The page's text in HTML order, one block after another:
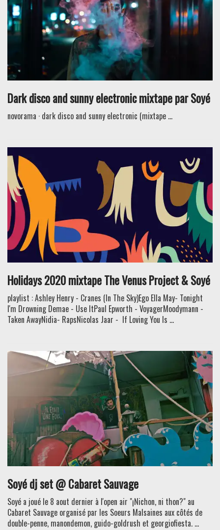
Dark disco and sunny electronic mixtape par Soyé
novorama · dark disco and sunny electronic (mixtape ...
Holidays 2020 mixtape The Venus Project & Soyé
playlist : Ashley Henry - Cranes (In The Sky)Ego Ella May- Tonight
I'm Drowning Demae - Use ItPaul Epworth - VoyagerMoodymann -
Taken AwayNidia- RapsNicolas Jaar - If Loving You Is ...
Soyé dj set @ Cabaret Sauvage
Soyé a joué le 8 aout dernier à l'open air "¡Nichon, ni thon?" au
Cabaret Sauvage organisé par les Soeurs Malsaines aux côtés de
double-penne, manondemon, guido-goldrush et georgiofiesta. ...